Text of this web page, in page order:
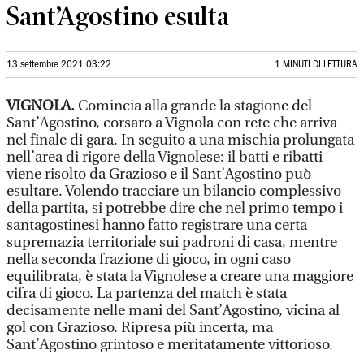
Sant’Agostino esulta
13 settembre 2021 03:22 1 MINUTI DI LETTURA
VIGNOLA. Comincia alla grande la stagione del
Sant’Agostino, corsaro a Vignola con rete che arriva
nel finale di gara. In seguito a una mischia prolungata
nell’area di rigore della Vignolese: il batti e ribatti
viene risolto da Grazioso e il Sant’Agostino può
esultare. Volendo tracciare un bilancio complessivo
della partita, si potrebbe dire che nel primo tempo i
santagostinesi hanno fatto registrare una certa
supremazia territoriale sui padroni di casa, mentre
nella seconda frazione di gioco, in ogni caso
equilibrata, è stata la Vignolese a creare una maggiore
cifra di gioco. La partenza del match è stata
decisamente nelle mani del Sant’Agostino, vicina al
gol con Grazioso. Ripresa più incerta, ma
Sant’Agostino grintoso e meritatamente vittorioso.